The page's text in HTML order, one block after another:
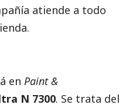
atiende a todo
en Paint &
N 7300. Se trata del